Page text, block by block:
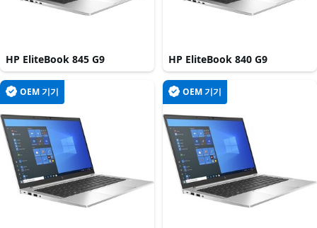
HP EliteBook 845 G9 HP EliteBook 840 G9
OEM 기기 OEM 기기